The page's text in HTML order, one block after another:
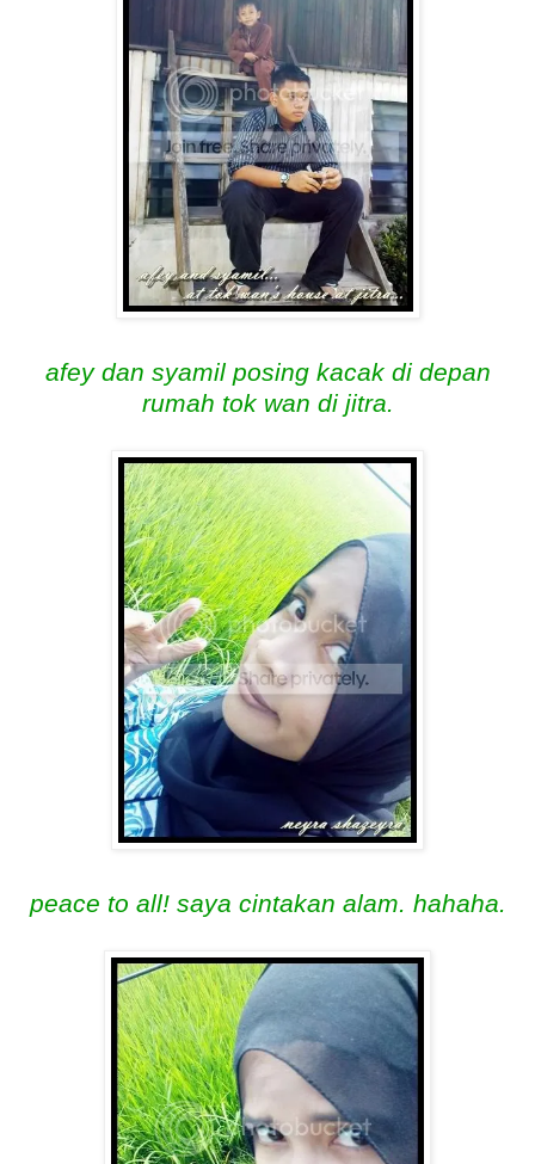
afey dan syamil posing kacak di depan
rumah tok wan di jitra.
peace to all! saya cintakan alam. hahaha.